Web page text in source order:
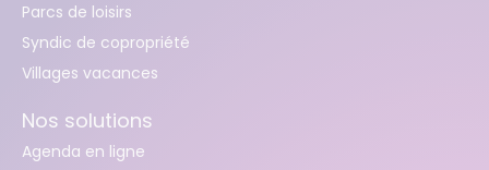
Parcs de loisirs
Syndic de copropriété
Villages vacances
Nos solutions
Agenda en ligne